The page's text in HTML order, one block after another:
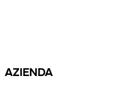
AZIENDA